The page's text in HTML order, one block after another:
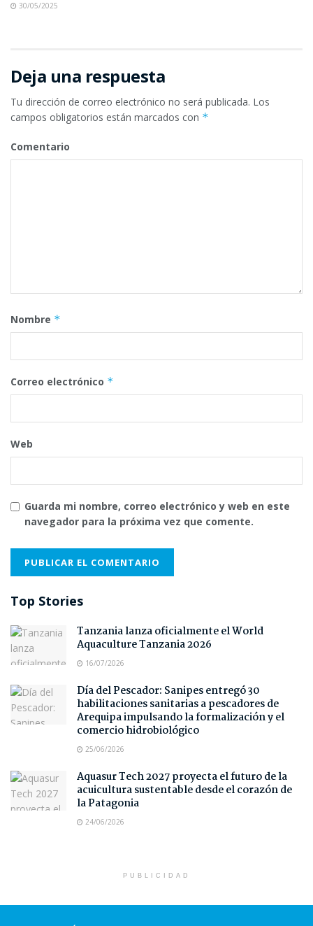
30/05/2025
Deja una respuesta
Tu dirección de correo electrónico no será publicada. Los
campos obligatorios están marcados con *
Comentario
Nombre *
Correo electrónico *
Web
Guarda mi nombre, correo electrónico y web en este
navegador para la próxima vez que comente.
Top Stories
Tanzania lanza oficialmente el World
Aquaculture Tanzania 2026
16/07/2026
Día del Pescador: Sanipes entregó 30
habilitaciones sanitarias a pescadores de
Arequipa impulsando la formalización y el
comercio hidrobiológico
25/06/2026
Aquasur Tech 2027 proyecta el futuro de la
acuicultura sustentable desde el corazón de
la Patagonia
24/06/2026
PUBLICIDAD